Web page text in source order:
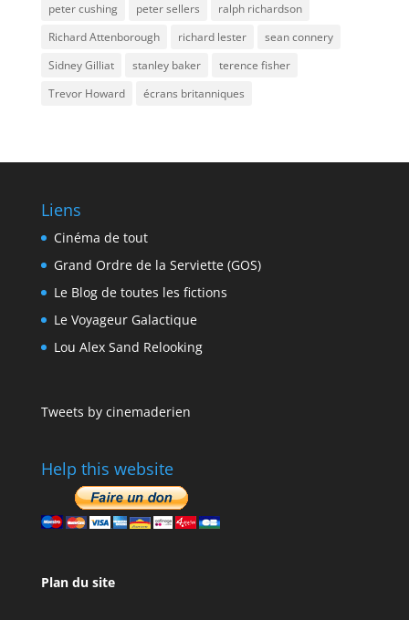
peter cushing
peter sellers
ralph richardson
Richard Attenborough
richard lester
sean connery
Sidney Gilliat
stanley baker
terence fisher
Trevor Howard
écrans britanniques
Liens
Cinéma de tout
Grand Ordre de la Serviette (GOS)
Le Blog de toutes les fictions
Le Voyageur Galactique
Lou Alex Sand Relooking
Tweets by cinemaderien
Help this website
Plan du site